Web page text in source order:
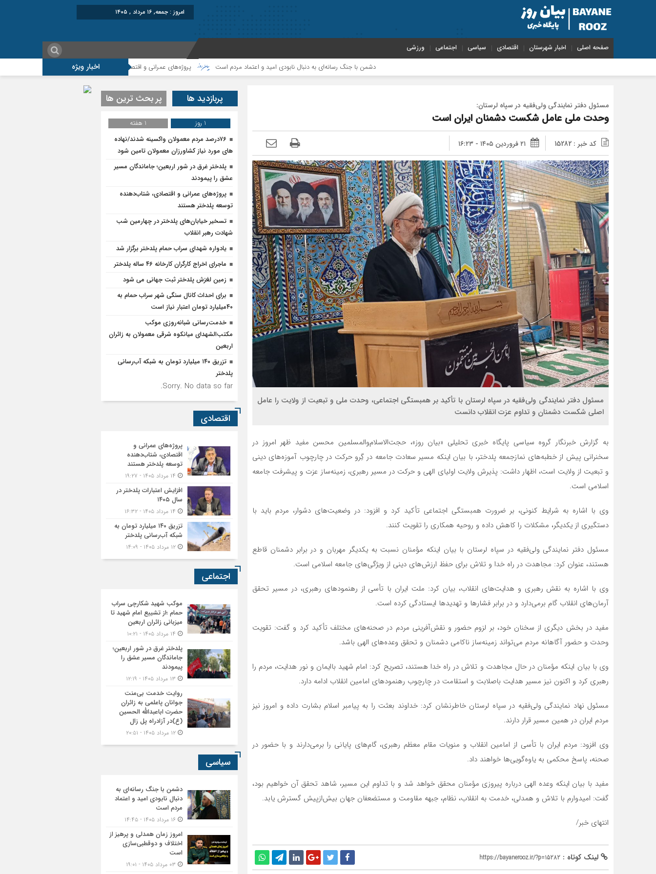
امروز : جمعه, ۱۶ مرداد , ۱۴۰۵
صفحه اصلی اخبار شهرستان اقتصادی سیاسی اجتماعی ورزشی
اخبار ویژه دشمن با جنگ رسانه‌ای به دنبال نابودی امید و اعتماد مردم است پروژه‌های عمرانی و اقتصادی، شتاب‌دهنده توسعه پلدختر هستند
مسئول دفتر نمایندگی ولی‌فقیه در سپاه لرستان:
وحدت ملی عامل شکست دشمنان ایران است
کد خبر : 15282 ۲۱ فروردین ۱۴۰۵ - ۱۶:۲۳
مسئول دفتر نمایندگی ولی‌فقیه در سپاه لرستان با تأکید بر همبستگی اجتماعی، وحدت ملی و تبعیت از ولایت را عامل
اصلی شکست دشمنان و تداوم عزت انقلاب دانست
به گزارش خبرنگار گروه سیاسی پایگاه خبری تحلیلی «بیان روز»، حجت‌الاسلام‌والمسلمین محسن مفید ظهر امروز در
سخنرانی پیش از خطبه‌های نمازجمعه پلدختر، با بیان اینکه مسیر سعادت جامعه در گِرو حرکت در چارچوب آموزه‌های دینی
و تبعیت از ولایت است، اظهار داشت: پذیرش ولایت اولیای الهی و حرکت در مسیر رهبری، زمینه‌ساز عزت و پیشرفت جامعه
اسلامی است.
وی با اشاره به شرایط کنونی، بر ضرورت همبستگی اجتماعی تأکید کرد و افزود: در وضعیت‌های دشوار، مردم باید با
دستگیری از یکدیگر، مشکلات را کاهش داده و روحیه همکاری را تقویت کنند.
مسئول دفتر نمایندگی ولی‌فقیه در سپاه لرستان با بیان اینکه مؤمنان نسبت به یکدیگر مهربان و در برابر دشمنان قاطع
هستند، عنوان کرد: مجاهدت در راه خدا و تلاش برای حفظ ارزش‌های دینی از ویژگی‌های جامعه اسلامی است.
وی با اشاره به نقش رهبری و هدایت‌های انقلاب، بیان کرد: ملت ایران با تأسی از رهنمودهای رهبری، در مسیر تحقق
آرمان‌های انقلاب گام برمی‌دارد و در برابر فشارها و تهدیدها ایستادگی کرده است.
مفید در بخش دیگری از سخنان خود، بر لزوم حضور و نقش‌آفرینی مردم در صحنه‌های مختلف تأکید کرد و گفت: تقویت
وحدت و حضور آگاهانه مردم می‌تواند زمینه‌ساز ناکامی دشمنان و تحقق وعده‌های الهی باشد.
وی با بیان اینکه مؤمنان در حال مجاهدت و تلاش در راه خدا هستند، تصریح کرد: امام شهید باایمان و نور هدایت، مردم را
رهبری کرد و اکنون نیز مسیر هدایت باصلابت و استقامت در چارچوب رهنمودهای امامین انقلاب ادامه دارد.
مسئول نهاد نمایندگی ولی‌فقیه در سپاه لرستان خاطرنشان کرد: خداوند بعثت را به پیامبر اسلام بشارت داده و امروز نیز
مردم ایران در همین مسیر قرار دارند.
وی افزود: مردم ایران با تأسی از امامین انقلاب و منویات مقام معظم رهبری، گام‌های پایانی را برمی‌دارند و با حضور در
صحنه، پاسخ محکمی به یاوه‌گویی‌ها خواهند داد.
مفید با بیان اینکه وعده الهی درباره پیروزی مؤمنان محقق خواهد شد و با تداوم این مسیر، شاهد تحقق آن خواهیم بود،
گفت: امیدوارم با تلاش و همدلی، خدمت به انقلاب، نظام، جبهه مقاومت و مستضعفان جهان بیش‌ازپیش گسترش یابد.
انتهای خبر/
لینک کوتاه : https://bayanerooz.ir/?p=15282
پربازدید ها پر بحث ترین ها
1 روز
1 هفته
۷۶درصد مردم معمولان واکسینه شدند/نهاده
های مورد نیاز کشاورزان معمولان تامین شود
پلدختر غرق در شور اربعین؛ جاماندگان مسیر
عشق را پیمودند
پروژه‌های عمرانی و اقتصادی، شتاب‌دهنده
توسعه پلدختر هستند
تسخیر خیابان‌های پلدختر در چهارمین شب
شهادت رهبر انقلاب
یادواره شهدای سراب حمام پلدختر برگزار شد
ماجرای اخراج کارگران کارخانه ۴۶ ساله پلدختر
زمین لغزش پلدختر ثبت جهانی می شود
برای احداث کانال سنگی شهر سراب حمام به
۴۰میلیارد تومان اعتبار نیاز است
خدمت‌رسانی شبانه‌روزی موکب
مکتب‌الشهدای میانکوه شرقی معمولان به زائران
اربعین
تزریق ۱۴۰ میلیارد تومان به شبکه آب‌رسانی
پلدختر
Sorry. No data so far.
اقتصادی
پروژه‌های عمرانی و
اقتصادی، شتاب‌دهنده
توسعه پلدختر هستند
افزایش اعتبارات پلدختر در
سال ۱۴۰۵
تزریق ۱۴۰ میلیارد تومان به
شبکه آب‌رسانی پلدختر
اجتماعی
موکب شهید شکارچی سراب
حمام ؛از تشییع امام شهید تا
میزبانی زائران اربعین
پلدختر غرق در شور اربعین؛
جاماندگان مسیر عشق را
پیمودند
روایت خدمت بی‌منت
جوانان پاعلمی به زائران
حضرت اباعبدالله الحسین
(ع)در آزادراه پل زال
سیاسی
دشمن با جنگ رسانه‌ای به
دنبال نابودی امید و اعتماد
مردم است
امروز زمان همدلی و پرهیز از
اختلاف و دوقطبی‌سازی
است